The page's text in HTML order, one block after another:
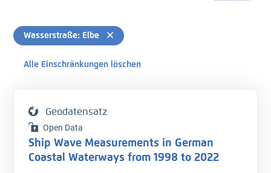
Wasserstraße: Elbe
Alle Einschränkungen löschen
Geodatensatz
Open Data
Ship Wave Measurements in German
Coastal Waterways from 1998 to 2022